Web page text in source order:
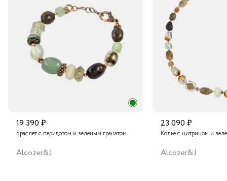
Транспортной компанией по России
Подробнее о сроках доставки
19 390 ₽
Браслет с перидотом и зеленым гранатом
Alcozer&J
23 090 ₽
Колье с цитрином и
Alcozer&J